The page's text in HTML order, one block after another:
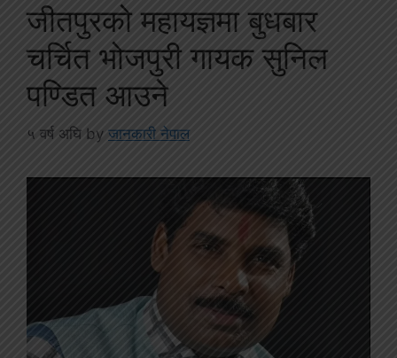
जीतपुरको महायज्ञमा बुधबार
चर्चित भोजपुरी गायक सुनिल
पण्डित आउने
५ वर्ष अघि by जानकारी नेपाल